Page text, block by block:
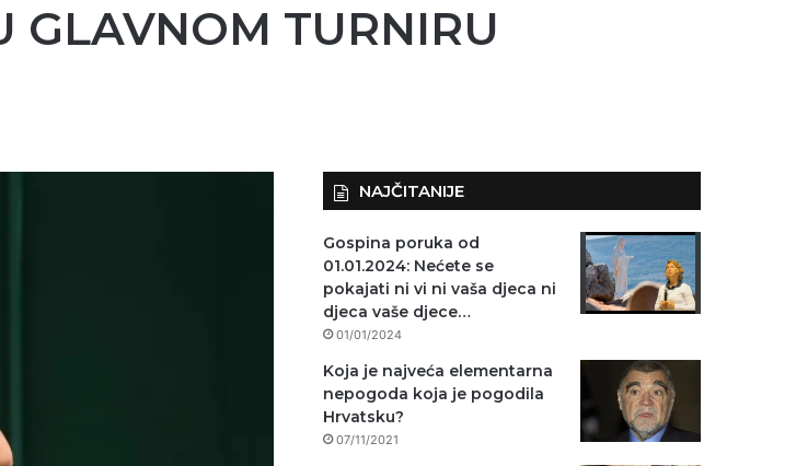
GLAVNOM TURNIRU
NAJČITANIJE
Gospina poruka od
01.01.2024: Nećete se
pokajati ni vi ni vaša djeca ni
djeca vaše djece…
01/01/2024
Koja je najveća elementarna
nepogoda koja je pogodila
Hrvatsku?
07/11/2021